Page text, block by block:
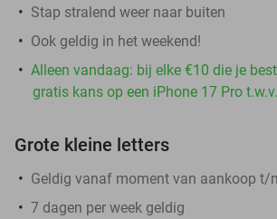
Stap stralend weer naar buiten
Ook geldig in het weekend!
Alleen vandaag: bij elke €10 die je
gratis kans op een iPhone 17 Pro
Grote kleine letters
Geldig vanaf moment van aankoop t/
7 dagen per week geldig